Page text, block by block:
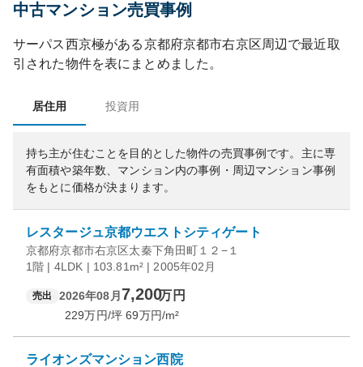
中古マンション売買事例
サーパス西京極がある京都府京都市右京区周辺で最近取
引された物件を表にまとめました。
居住用 投資用
持ち主が住むことを目的とした物件の売買事例です。 主に専
有面積や築年数、マンション内の事例・周辺マンション事例
をもとに価格が決まります。
レスタージュ京都ウエストシティゲート
京都府京都市右京区太秦下角田町１２−１
1階 | 4LDK | 103.81m² | 2005年02月
売出 2026年08月 7,200万円
229万円/坪 69万円/m²
ライオンズマンション西院